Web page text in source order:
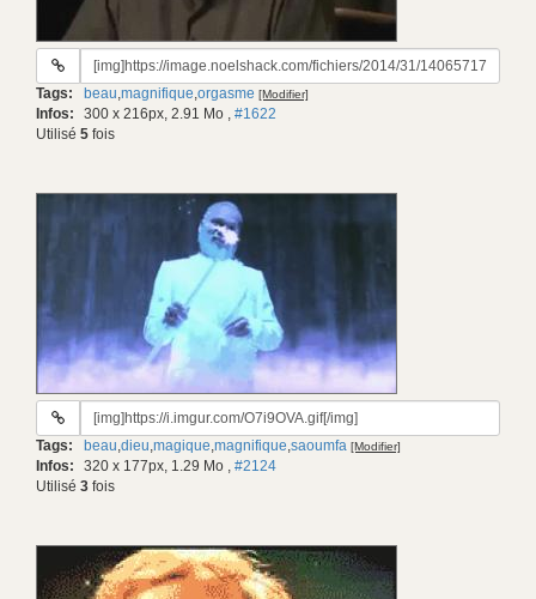
URL
gif:
Tags: beau,magnifique,orgasme [Modifier]
Infos: 300 x 216px, 2.91 Mo , #1622
Utilisé 5 fois
URL
gif:
Tags: beau,dieu,magique,magnifique,saoumfa [Modifier]
Infos: 320 x 177px, 1.29 Mo , #2124
Utilisé 3 fois